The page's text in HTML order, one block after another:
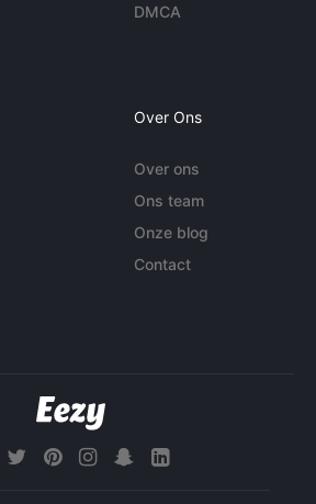
DMCA
Over Ons
Over ons
Ons team
Onze blog
Contact